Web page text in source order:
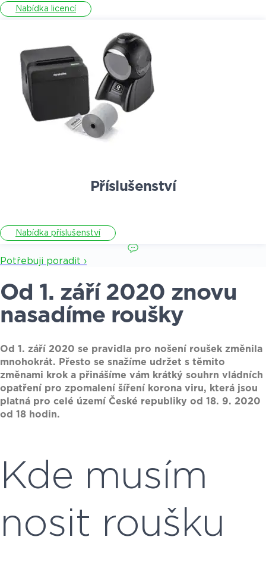
Nabídka licencí
Příslušenství
Nabídka příslušenství
Potřebuji poradit ›
Od 1. září 2020 znovu
nasadíme roušky
Od 1. září 2020 se pravidla pro nošení roušek změnila
mnohokrát. Přesto se snažíme udržet s těmito
změnami krok a přinášíme vám krátký souhrn vládních
opatření pro zpomalení šíření korona viru, která jsou
platná pro celé území České republiky od 18. 9. 2020
od 18 hodin.
Kde musím
nosit roušku